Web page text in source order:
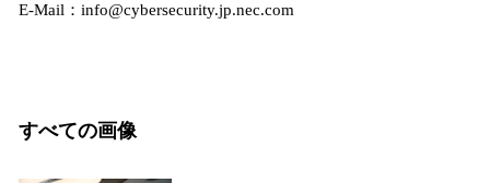
E-Mail：info@cybersecurity.jp.nec.com
すべての画像